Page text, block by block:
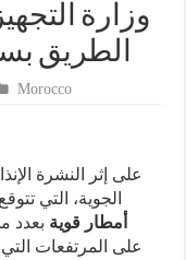
وزارة
الطريق
Morocco
على إثر النشرة
الجوية، التي تتوقع
أمطار قوية بعدد